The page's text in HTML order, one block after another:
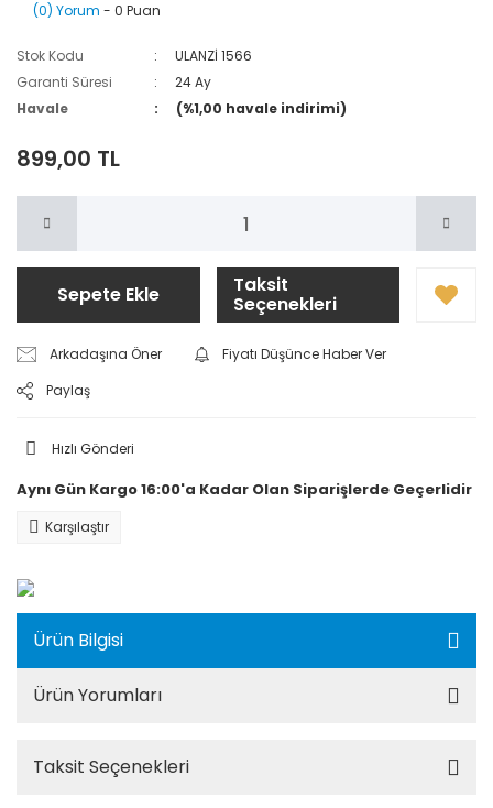
(0) Yorum - 0 Puan
Stok Kodu
ULANZİ 1566
Garanti Süresi
24 Ay
Havale
(%1,00 havale indirimi)
899,00 TL
Sepete Ekle Taksit
Seçenekleri
Arkadaşına Öner
Fiyatı Düşünce Haber Ver
Paylaş
Hızlı Gönderi
Aynı Gün Kargo 16:00'a Kadar Olan Siparişlerde Geçerlidir
Karşılaştır
Ürün Bilgisi
Ürün Yorumları
Taksit Seçenekleri